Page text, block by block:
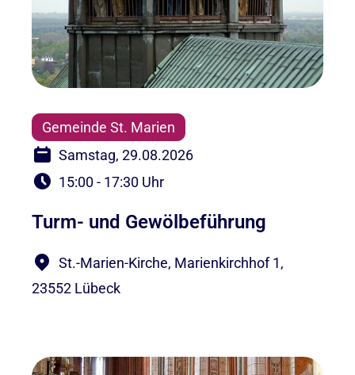
Gemeinde St. Marien
Samstag, 29.08.2026
15:00 - 17:30 Uhr
Turm- und Gewölbeführung
St.-Marien-Kirche, Marienkirchhof 1,
23552 Lübeck